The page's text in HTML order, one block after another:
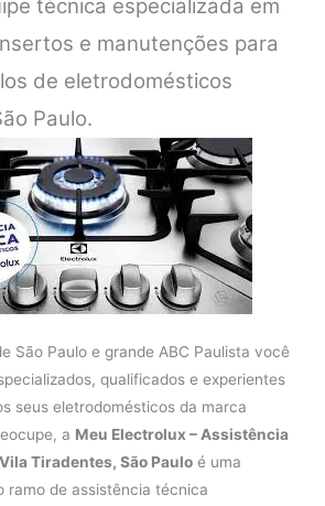
técnica especializada em
e manutenções para
de eletrodomésticos
Paulo.
São Paulo e grande ABC Paulista você
qualificados e experientes
seus eletrodomésticos da marca
a Meu Electrolux – Assistência
Tiradentes, São Paulo é uma
ramo de assistência técnica